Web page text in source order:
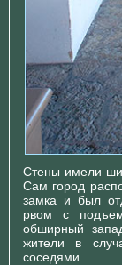
Стены имели
Сам город
замка и был
рвом с
обширный
жители в
соседями.